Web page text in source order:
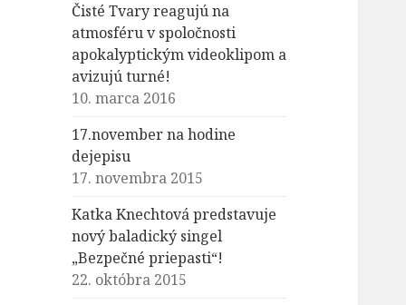
Čisté Tvary reagujú na
atmosféru v spoločnosti
apokalyptickým videoklipom a
avizujú turné!
10. marca 2016
17.november na hodine
dejepisu
17. novembra 2015
Katka Knechtová predstavuje
nový baladický singel
„Bezpečné priepasti“!
22. októbra 2015